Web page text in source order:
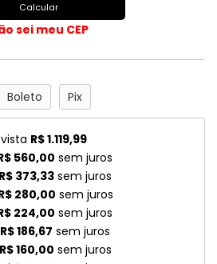
Calcular
sei meu CEP
Boleto Pix
R$ 1.119,99
560,00 sem juros
R$ 373,33sem juros
280,00 sem juros
224,00 sem juros
R$ 186,67 sem juros
R$ 160,00 sem juros